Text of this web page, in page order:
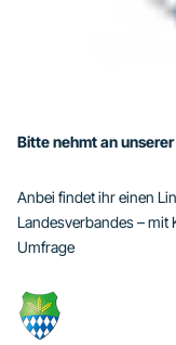
Bitte nehmt an
Anbei findet ihr einen
Landesverbandes – mit
Umfrage